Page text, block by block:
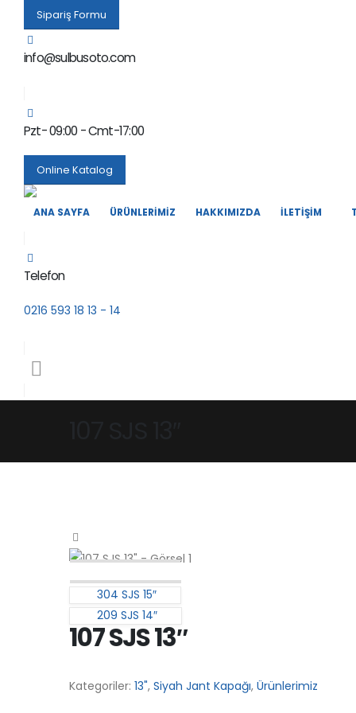
Sipariş Formu
info@sulbusoto.com
Pzt- 09:00 - Cmt-17:00
Online Katalog
ANA SAYFA ÜRÜNLERIMIZ HAKKIMIZDA İLETIŞIM
Telefon
0216 593 18 13 - 14
304 SJS 15″
209 SJS 14″
107 SJS 13″
Kategoriler: 13", Siyah Jant Kapağı, Ürünlerimiz